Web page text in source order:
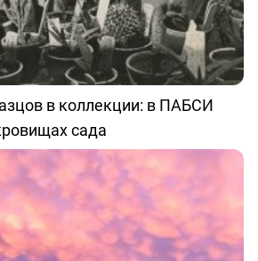
в коллекции: в ПАБСИ
сада